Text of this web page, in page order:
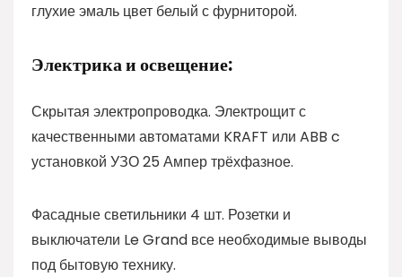
глухие эмаль цвет белый с фурниторой.
Электрика и освещение:
Скрытая электропроводка. Электрощит с
качественными автоматами KRAFT или ABB c
установкой УЗО 25 Ампер трёхфазное.
Фасадные светильники 4 шт. Розетки и
выключатели Le Grand все необходимые выводы
под бытовую технику.